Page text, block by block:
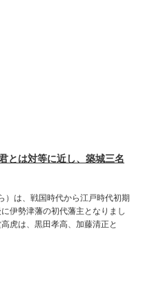
とは対等に近し、築城三名
）は、戦国時代から江戸時代初期
伊勢津藩の初代藩主となりまし
虎は、黒田孝高、加藤清正と